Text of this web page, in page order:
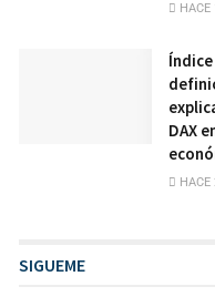
HACE
Índice
DAX
HACE
SIGUEME